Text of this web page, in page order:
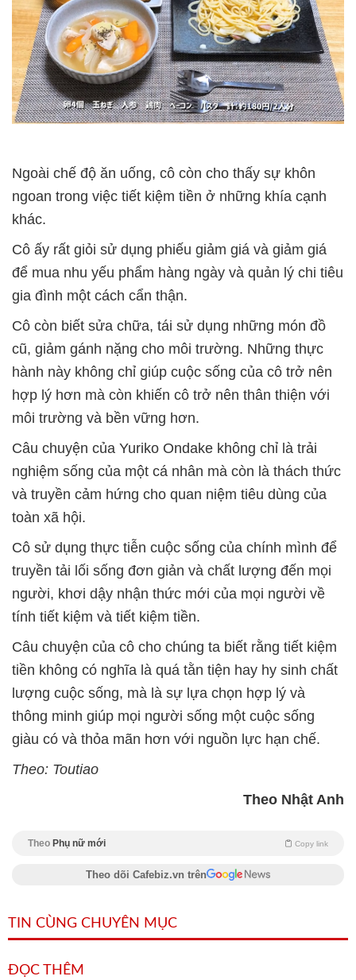
Ngoài chế độ ăn uống, cô còn cho thấy sự khôn
ngoan trong việc tiết kiệm tiền ở những khía cạnh
khác.
Cô ấy rất giỏi sử dụng phiếu giảm giá và giảm giá
để mua nhu yếu phẩm hàng ngày và quản lý chi tiêu
gia đình một cách cẩn thận.
Cô còn biết sửa chữa, tái sử dụng những món đồ
cũ, giảm gánh nặng cho môi trường. Những thực
hành này không chỉ giúp cuộc sống của cô trở nên
hợp lý hơn mà còn khiến cô trở nên thân thiện với
môi trường và bền vững hơn.
Câu chuyện của Yuriko Ondake không chỉ là trải
nghiệm sống của một cá nhân mà còn là thách thức
và truyền cảm hứng cho quan niệm tiêu dùng của
toàn xã hội.
Cô sử dụng thực tiễn cuộc sống của chính mình để
truyền tải lối sống đơn giản và chất lượng đến mọi
người, khơi dậy nhận thức mới của mọi người về
tính tiết kiệm và tiết kiệm tiền.
Câu chuyện của cô cho chúng ta biết rằng tiết kiệm
tiền không có nghĩa là quá tằn tiện hay hy sinh chất
lượng cuộc sống, mà là sự lựa chọn hợp lý và
thông minh giúp mọi người sống một cuộc sống
giàu có và thỏa mãn hơn với nguồn lực hạn chế.
Theo: Toutiao
Theo Nhật Anh
Theo Phụ nữ mới Copy link
Theo dõi Cafebiz.vn trên
TIN CÙNG CHUYÊN MỤC
ĐỌC THÊM